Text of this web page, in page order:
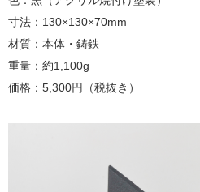
寸法：130×130×70mm
材質：本体・鋳鉄
重量：約1,100g
価格：5,300円（税抜き）